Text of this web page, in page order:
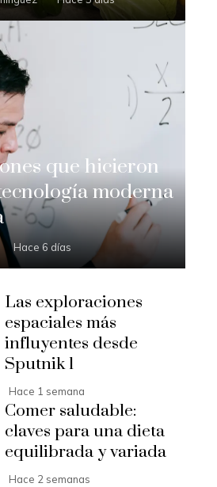
que hicieron
moderna
Hace 6 días
Las exploraciones
espaciales más
influyentes desde
Sputnik 1
Hace 1 semana
Comer saludable:
claves para una dieta
equilibrada y variada
Hace 2 semanas